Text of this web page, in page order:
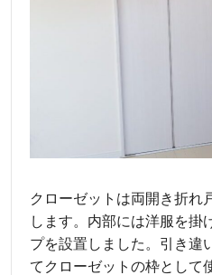
クローゼットは両開き折れ
します。内部には洋服を掛
プを設置しました。引き違
てクローゼットの枠として